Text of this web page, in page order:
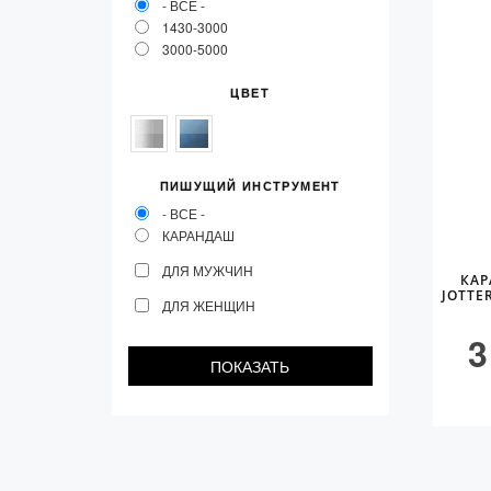
- ВСЕ -
1430-3000
3000-5000
ЦВЕТ
ПИШУЩИЙ ИНСТРУМЕНТ
- ВСЕ -
КАРАНДАШ
ДЛЯ МУЖЧИН
ДЛЯ ЖЕНЩИН
Vector (от 3'156 р.)